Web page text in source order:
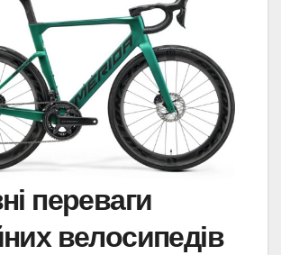
переваги
велосипедів